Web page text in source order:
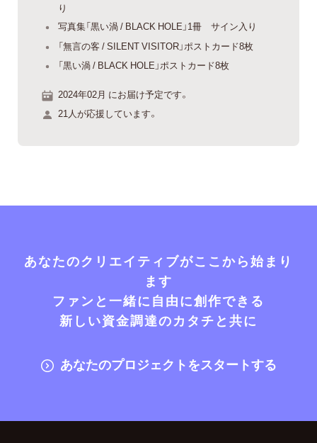
り
写真集「黒い渦 / BLACK HOLE」1冊 サイン入り
「無言の客 / SILENT VISITOR」ポストカード8枚
「黒い渦 / BLACK HOLE」ポストカード8枚
2024年02月 にお届け予定です。
21人が応援しています。
あなたのクリエイティブがここから始まり
ます
ファンと一緒に自由に創作できる
新しい資金調達のカタチと共に
あなたのプロジェクトをスタートする